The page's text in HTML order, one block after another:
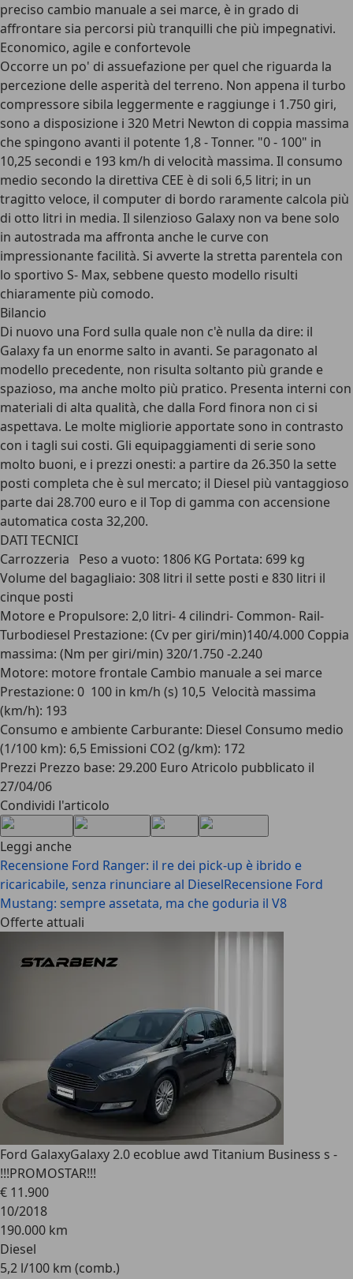
preciso cambio manuale a sei marce, è in grado di
affrontare sia percorsi più tranquilli che più impegnativi.
Economico, agile e confortevole
Occorre un po' di assuefazione per quel che riguarda la
percezione delle asperità del terreno. Non appena il turbo
compressore sibila leggermente e raggiunge i 1.750 giri,
sono a disposizione i 320 Metri Newton di coppia massima
che spingono avanti il potente 1,8 - Tonner. "0 - 100" in
10,25 secondi e 193 km/h di velocità massima. Il consumo
medio secondo la direttiva CEE è di soli 6,5 litri; in un
tragitto veloce, il computer di bordo raramente calcola più
di otto litri in media. Il silenzioso Galaxy non va bene solo
in autostrada ma affronta anche le curve con
impressionante facilità. Si avverte la stretta parentela con
lo sportivo S- Max, sebbene questo modello risulti
chiaramente più comodo.
Bilancio
Di nuovo una Ford sulla quale non c'è nulla da dire: il
Galaxy fa un enorme salto in avanti. Se paragonato al
modello precedente, non risulta soltanto più grande e
spazioso, ma anche molto più pratico. Presenta interni con
materiali di alta qualità, che dalla Ford finora non ci si
aspettava. Le molte migliorie apportate sono in contrasto
con i tagli sui costi. Gli equipaggiamenti di serie sono
molto buoni, e i prezzi onesti: a partire da 26.350 la sette
posti completa che è sul mercato; il Diesel più vantaggioso
parte dai 28.700 euro e il Top di gamma con accensione
automatica costa 32,200.
DATI TECNICI
Carrozzeria Peso a vuoto: 1806 KG Portata: 699 kg
Volume del bagagliaio: 308 litri il sette posti e 830 litri il
cinque posti
Motore e Propulsore: 2,0 litri- 4 cilindri- Common- Rail-
Turbodiesel Prestazione: (Cv per giri/min)140/4.000 Coppia
massima: (Nm per giri/min) 320/1.750 -2.240
Motore: motore frontale Cambio manuale a sei marce
Prestazione: 0  100 in km/h (s) 10,5  Velocità massima
(km/h): 193
Consumo e ambiente Carburante: Diesel Consumo medio
(1/100 km): 6,5 Emissioni CO2 (g/km): 172
Prezzi Prezzo base: 29.200 Euro Atricolo pubblicato il
27/04/06
Condividi l'articolo
Leggi anche
Recensione Ford Ranger: il re dei pick-up è ibrido e
ricaricabile, senza rinunciare al DieselRecensione Ford
Mustang: sempre assetata, ma che goduria il V8
Offerte attuali
Ford GalaxyGalaxy 2.0 ecoblue awd Titanium Business s -
!!!PROMOSTAR!!!
€ 11.900
10/2018
190.000 km
Diesel
5,2 l/100 km (comb.)